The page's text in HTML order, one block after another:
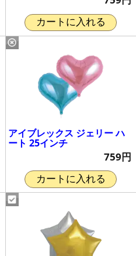
カートに入れる
アイブレックス ジェリー ハ
ート 25インチ
759円
カートに入れる